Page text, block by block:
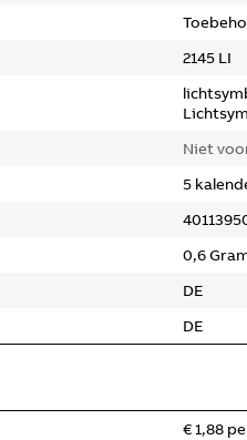
2145 LI
Niet
5
0,6
DE
DE
€ 1,88